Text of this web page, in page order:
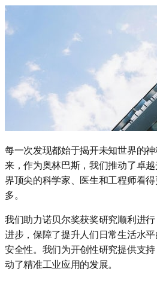
每一次发现都始于揭开未知世界的
来，作为奥林巴斯，我们推动了卓
界顶尖的科学家、医生和工程师看
多。
我们助力诺贝尔奖获奖研究顺利进
进步，保障了提升人们日常生活水
安全性。我们为开创性研究提供支
动了精准工业应用的发展。